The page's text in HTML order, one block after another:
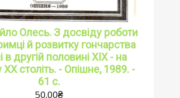
Олесь. З досвіду роботи
й розвитку гончарства
в другій половині ХІХ - на
ХХ століть. - Опішне, 1989. -
61 с.
50.00₴